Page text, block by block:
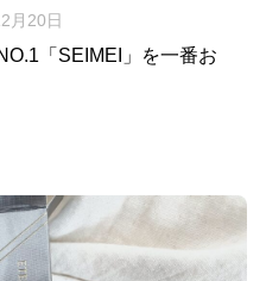
月20日
「SEIMEI」を一番お